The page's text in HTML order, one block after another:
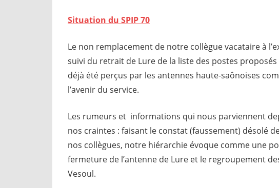
Situation du SPIP 70
Le non remplacement de notre collègue vacataire à
suivi du retrait de Lure de la liste des postes
déjà été perçus par les antennes haute-saônoises
l’avenir du service.
Les rumeurs et informations qui nous parviennent
nos craintes : faisant le constat (faussement) désolé
nos collègues, notre hiérarchie évoque comme une
fermeture de l’antenne de Lure et le regroupement
Vesoul.